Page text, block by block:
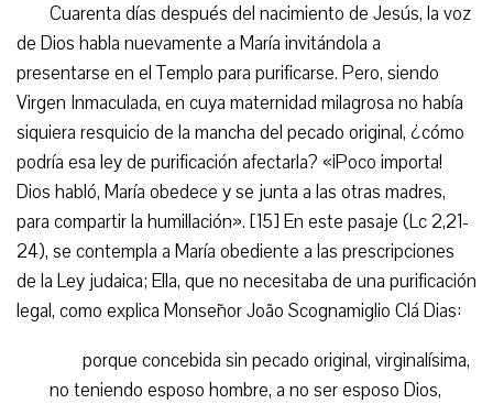
Cuarenta días después del nacimiento de Jesús, la voz
de Dios habla nuevamente a María invitándola a
presentarse en el Templo para purificarse. Pero, siendo
Virgen Inmaculada, en cuya maternidad milagrosa no había
siquiera resquicio de la mancha del pecado original, ¿cómo
podría esa ley de purificación afectarla? «¡Poco importa!
Dios habló, María obedece y se junta a las otras madres,
para compartir la humillación». [15] En este pasaje (Lc 2,21-
24), se contempla a María obediente a las prescripciones
de la Ley judaica; Ella, que no necesitaba de una purificación
legal, como explica Monseñor João Scognamiglio Clá Dias:
porque concebida sin pecado original, virginalísima,
no teniendo esposo hombre, a no ser esposo Dios,